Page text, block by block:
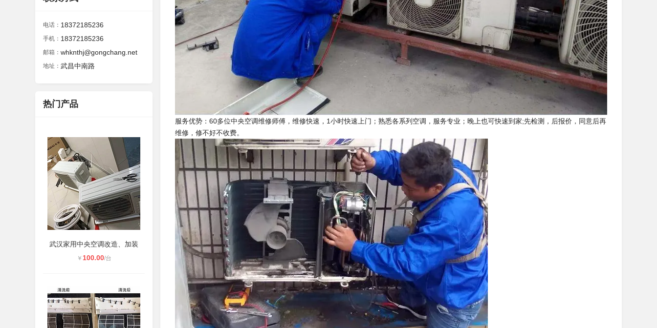
电话： 18372185236
手机： 18372185236
邮箱： whknthj@gongchang.net
地址： 武昌中南路
热门产品
武汉家用中央空调改造、加装
￥ 100.00/台
服务优势：60多位中央空调维修师傅，维修快速，1小时快速上门；熟悉各系列空调，服务专业；晚上也可快速到家;先检测，后报价，同意后再
维修，修不好不收费。